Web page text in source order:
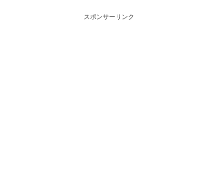
スポンサーリンク